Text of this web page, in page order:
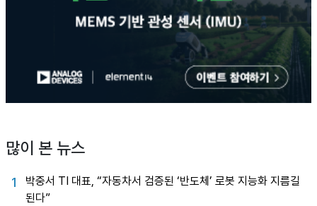
많이 본 뉴스
1
박중서 TI 대표, “자동차서 검증된 ‘반도체’ 로봇 지능화 지름길
된다”